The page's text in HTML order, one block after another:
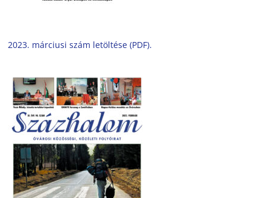
2023. márciusi szám letöltése (PDF).